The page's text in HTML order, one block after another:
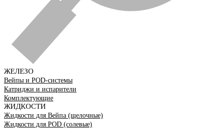
ЖЕЛЕЗО
Вейпы и POD-системы
Катриджи и испарители
Комплектующие
ЖИДКОСТИ
Жидкости для Вейпа (щелочные)
Жидкости для POD (солевые)